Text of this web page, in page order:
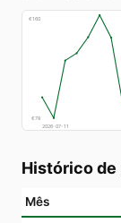
€160
€78
2026-07-11
Histórico de
Mês